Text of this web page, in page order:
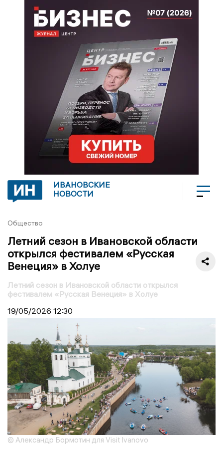
ИВАНОВСКИЕ
НОВОСТИ
Общество
Летний сезон в Ивановской области
открылся фестивалем «Русская
Венеция» в Холуе
Летний сезон в Ивановской области открылся
фестивалем «Русская Венеция» в Холуе
19/05/2026 12:30
© Александр Бормотин для Visit Ivanovo